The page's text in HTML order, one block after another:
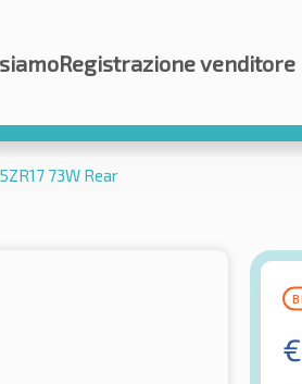
Registrazione venditore
73W Rear
€